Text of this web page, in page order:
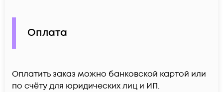
Оплата
Оплатить заказ можно банковской картой или
по счёту для юридических лиц и ИП.